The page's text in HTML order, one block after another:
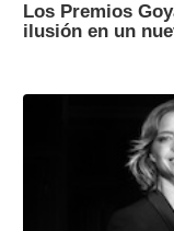
Los Premios
ilusión en un